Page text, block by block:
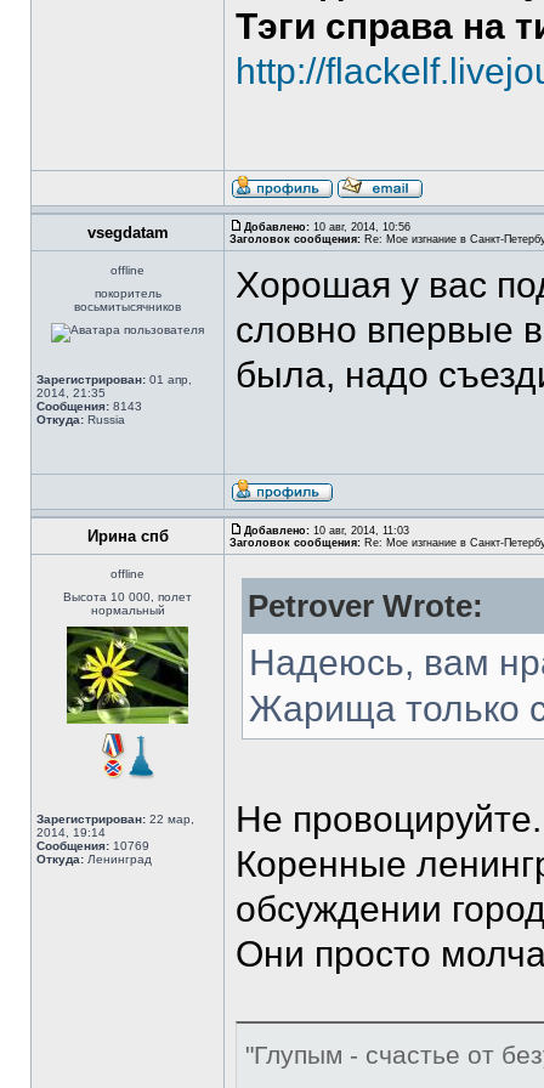
Тэги справа на
http://
vsegdatam Добавлено: 10 авг, 2014, 10:56
Заголовок сообщения: Re: Мое изгнание в Санкт-
offline
покоритель
восьмитысячников
Зарегистрирован: 01 апр,
2014, 21:35
Сообщения: 8143
Откуда: Russia
Хорошая у вас
словно впервые
была, надо
Ирина спб Добавлено: 10 авг, 2014, 11:03
Заголовок сообщения: Re: Мое изгнание в Санкт-
offline
Высота 10 000, полет
нормальный
Зарегистрирован: 22 мар,
2014, 19:14
Сообщения: 10769
Откуда: Ленинград
Petrover Wrote:
Надеюсь, вам
Жарища только
Не провоцируйте.
Коренные
обсуждении
Они просто
"Глупым - счастье от